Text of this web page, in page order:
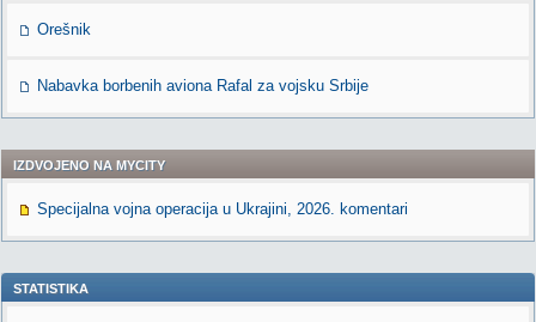
Orešnik
Nabavka borbenih aviona Rafal za vojsku Srbije
IZDVOJENO NA MYCITY
Specijalna vojna operacija u Ukrajini, 2026. komentari
STATISTIKA